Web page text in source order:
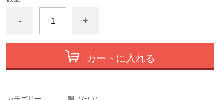
- +
カートに入れる